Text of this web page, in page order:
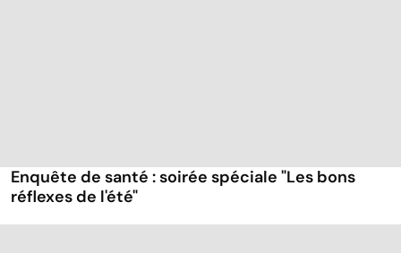
Enquête de santé : soirée spéciale "Les bons
réflexes de l'été"